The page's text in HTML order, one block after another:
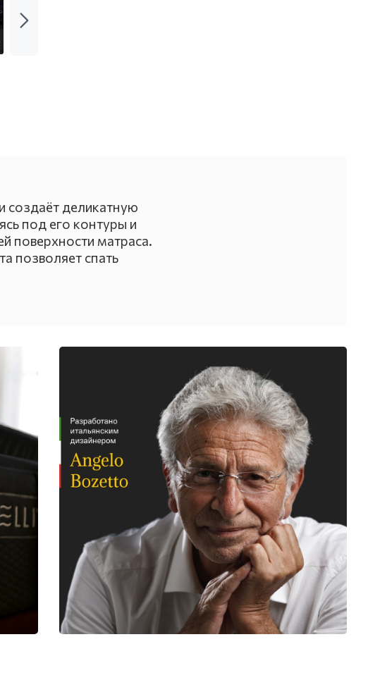
создаёт деликатную
под его контуры и
поверхности матраса.
позволяет спать